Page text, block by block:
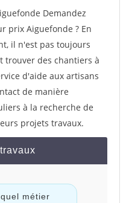
Demandez
prix Aiguefonde ? En
il n'est pas toujours
trouver des chantiers à
d'aide aux artisans
de manière
à la recherche de
projets travaux.